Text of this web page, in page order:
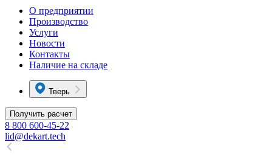
О предприятии
Производство
Услуги
Новости
Контакты
Наличие на складе
Тверь
Получить расчет
8 800 600-45-22
lid@dekart.tech